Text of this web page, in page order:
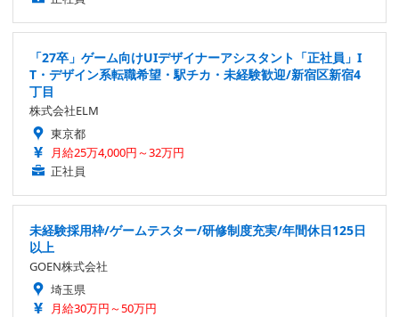
「27卒」ゲーム向けUIデザイナーアシスタント「正社員」I
T・デザイン系転職希望・駅チカ・未経験歓迎/新宿区新宿4
丁目
株式会社ELM
東京都
月給25万4,000円～32万円
正社員
未経験採用枠/ゲームテスター/研修制度充実/年間休日125日
以上
GOEN株式会社
埼玉県
月給30万円～50万円